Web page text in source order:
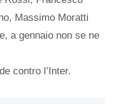
, Massimo Moratti
a gennaio non se ne
contro l’Inter.